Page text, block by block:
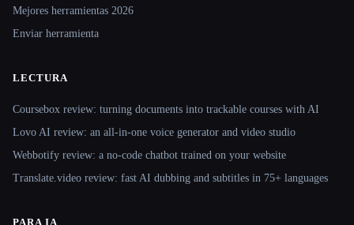
Mejores herramientas 2026
Enviar herramienta
LECTURA
Coursebox review: turning documents into trackable courses with AI
Lovo AI review: an all-in-one voice generator and video studio
Webbotify review: a no-code chatbot trained on your website
Translate.video review: fast AI dubbing and subtitles in 75+ languages
PARA IA